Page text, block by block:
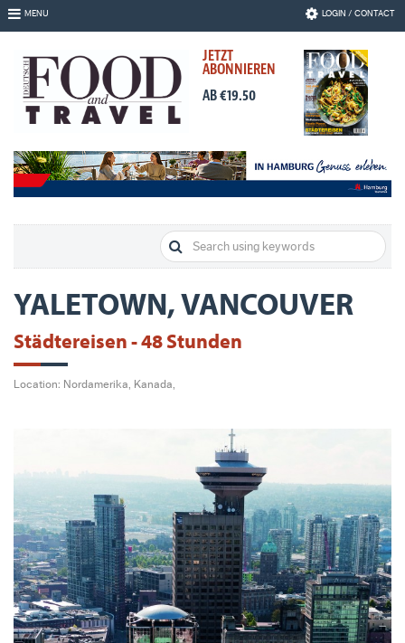
Skip
Content
MENU LOGIN / CONTACT
JETZT
ABONNIEREN
AB €19.50
YALETOWN, VANCOUVER
Städtereisen - 48 Stunden
Location: Nordamerika, Kanada,